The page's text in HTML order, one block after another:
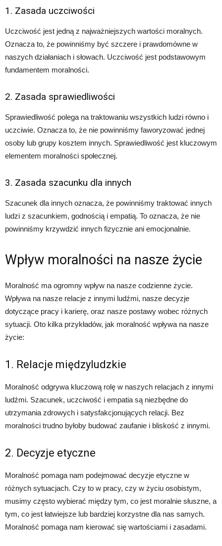
1. Zasada uczciwości
Uczciwość jest jedną z najważniejszych wartości moralnych.
Oznacza to, że powinniśmy być szczere i prawdomówne w
naszych działaniach i słowach. Uczciwość jest podstawowym
fundamentem moralności.
2. Zasada sprawiedliwości
Sprawiedliwość polega na traktowaniu wszystkich ludzi równo i
uczciwie. Oznacza to, że nie powinniśmy faworyzować jednej
osoby lub grupy kosztem innych. Sprawiedliwość jest kluczowym
elementem moralności społecznej.
3. Zasada szacunku dla innych
Szacunek dla innych oznacza, że powinniśmy traktować innych
ludzi z szacunkiem, godnością i empatią. To oznacza, że nie
powinniśmy krzywdzić innych fizycznie ani emocjonalnie.
Wpływ moralności na nasze życie
Moralność ma ogromny wpływ na nasze codzienne życie.
Wpływa na nasze relacje z innymi ludźmi, nasze decyzje
dotyczące pracy i karierę, oraz nasze postawy wobec różnych
sytuacji. Oto kilka przykładów, jak moralność wpływa na nasze
życie:
1. Relacje międzyludzkie
Moralność odgrywa kluczową rolę w naszych relacjach z innymi
ludźmi. Szacunek, uczciwość i empatia są niezbędne do
utrzymania zdrowych i satysfakcjonujących relacji. Bez
moralności trudno byłoby budować zaufanie i bliskość z innymi.
2. Decyzje etyczne
Moralność pomaga nam podejmować decyzje etyczne w
różnych sytuacjach. Czy to w pracy, czy w życiu osobistym,
musimy często wybierać między tym, co jest moralnie słuszne, a
tym, co jest łatwiejsze lub bardziej korzystne dla nas samych.
Moralność pomaga nam kierować się wartościami i zasadami.